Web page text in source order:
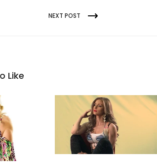
NEXT POST
Like